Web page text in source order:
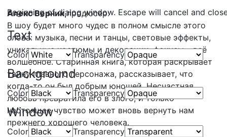
Beginning of dialog window. Escape will cancel and
Text
Color Transparency
Background
Color Transparency
Window
Color Transparency
Алекс Верник,продюсер:
В шоу будет много чудес в полном смысле этого
слова: музыка, песни и танцы, световые эффекты,
уникальные костюмы и декорации, фокусы – всё
волшебное. Старинная книга, которая раскрывает
тайну главного персонажа, рассказывает, что
когда-то он был добрым юношей. Несчастная
любовь превратила его в злого, и только
настоящее чувство может вновь вернуть нам
прежнего хорошего человека.